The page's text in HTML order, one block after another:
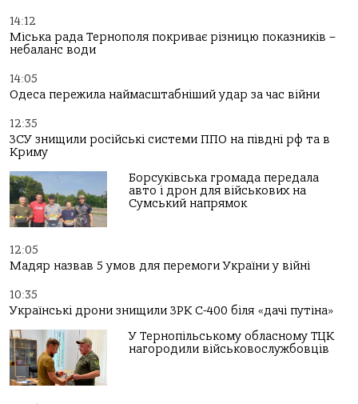
14:12
Міська рада Тернополя покриває різницю показників –
небаланс води
14:05
Одеса пережила наймасштабніший удар за час війни
12:35
ЗСУ знищили російські системи ППО на півдні рф та в
Криму
Борсуківська громада передала
авто і дрон для військових на
Сумський напрямок
12:05
Мадяр назвав 5 умов для перемоги України у війні
10:35
Українські дрони знищили ЗРК С-400 біля «дачі путіна»
У Тернопільському обласному ТЦК
нагородили військовослужбовців